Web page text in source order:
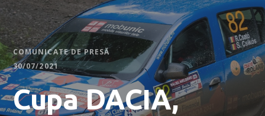
COMUNICATE DE PRESĂ
30/07/2021
Cupa DACIA,